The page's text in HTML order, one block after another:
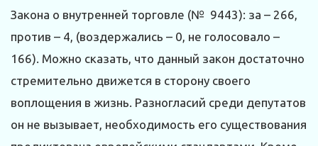
Закона о внутренней торговле (№ 9443): за – 266,
против – 4, (воздержались – 0, не голосовало –
166). Можно сказать, что данный закон достаточно
стремительно движется в сторону своего
воплощения в жизнь. Разногласий среди депутатов
он не вызывает, необходимость его существования